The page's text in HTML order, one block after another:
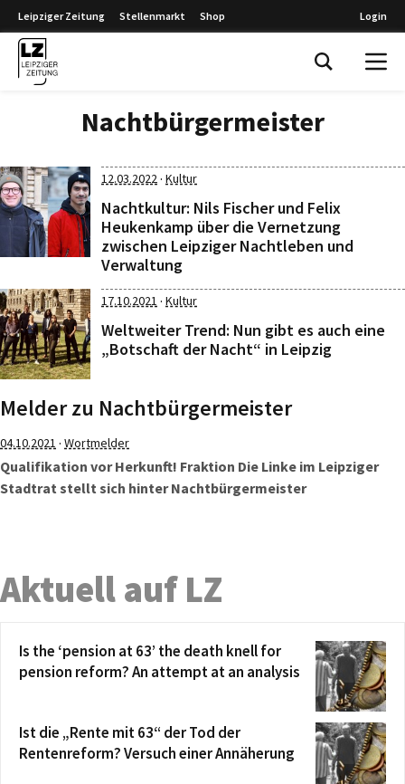
Leipziger Zeitung Stellenmarkt Shop Login
Nachtbürgermeister
12.03.2022· Kultur
Nachtkultur: Nils Fischer und Felix
Heukenkamp über die Vernetzung
zwischen Leipziger Nachtleben und
Verwaltung
17.10.2021 · Kultur
Weltweiter Trend: Nun gibt es auch eine
„Botschaft der Nacht“ in Leipzig
Melder zu Nachtbürgermeister
04.10.2021 · Wortmelder
Qualifikation vor Herkunft! Fraktion Die Linke im Leipziger
Stadtrat stellt sich hinter Nachtbürgermeister
Aktuell auf LZ
Is the ‘pension at 63’ the death knell for
pension reform? An attempt at an analysis
Ist die „Rente mit 63“ der Tod der
Rentenreform? Versuch einer Annäherung